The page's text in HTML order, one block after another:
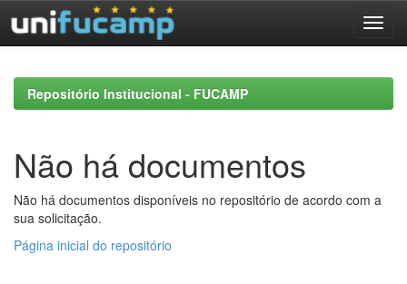
navigationRepositório Institucional - FUCAMP
Não há documentos
Não há documentos disponíveis no repositório de acordo com a
sua solicitação.
Página inicial do repositório